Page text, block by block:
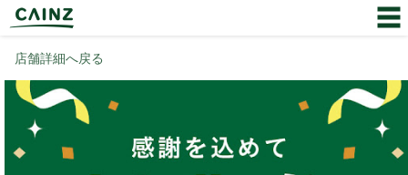
店舗詳細へ戻る